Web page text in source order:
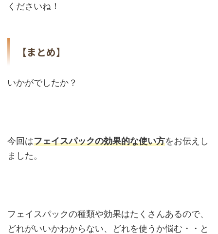
くださいね！
【まとめ】
いかがでしたか？
今回はフェイスパックの効果的な使い方をお伝えし
ました。
フェイスパックの種類や効果はたくさんあるので、
どれがいいかわからない、どれを使うか悩む・・と